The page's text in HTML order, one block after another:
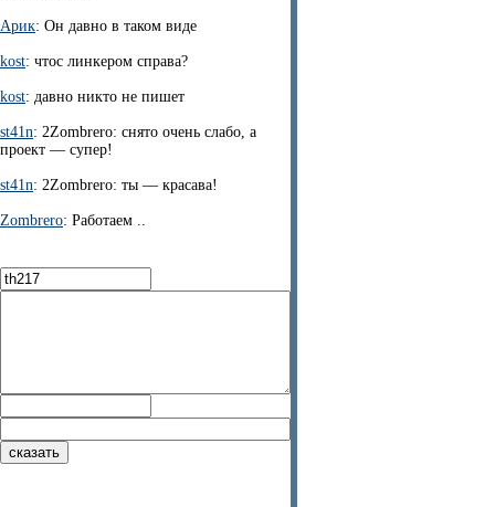
Арик: Он давно в таком виде
kost: чтос линкером справа?
kost: давно никто не пишет
st41n: 2Zombrero: снято очень слабо, а
проект — супер!
st41n: 2Zombrero: ты — красава!
Zombrero: Работаем ..